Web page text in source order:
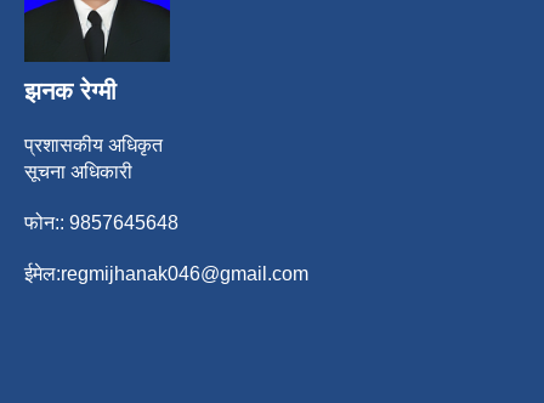
झनक रेग्मी
प्रशासकीय अधिकृत
सूचना अधिकारी
फोन:: 9857645648
ईमेल:regmijhanak046@gmail.com